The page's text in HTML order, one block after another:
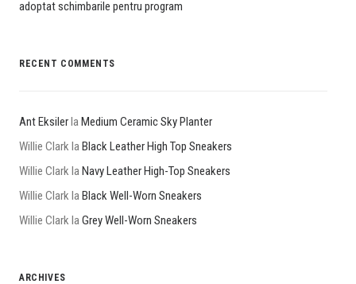
adoptat schimbarile pentru program
RECENT COMMENTS
Ant EksilerlaMedium Ceramic Sky Planter
Willie Clark laBlack Leather High Top Sneakers
Willie Clark laNavy Leather High-Top Sneakers
Willie Clark laBlack Well-Worn Sneakers
Willie Clark laGrey Well-Worn Sneakers
ARCHIVES